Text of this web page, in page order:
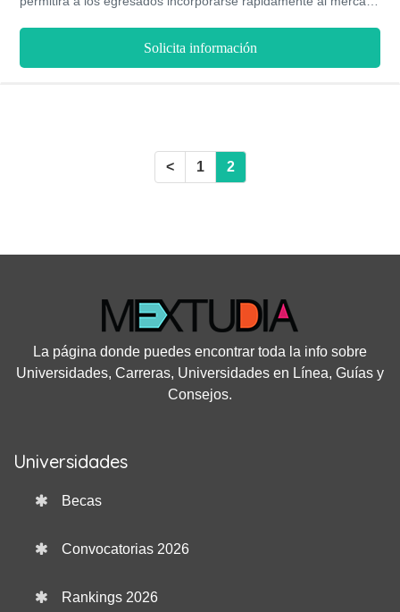
presencial pues debes realizar prácticas y asistir regularmente
a clases. Solo tardas dos años en recibir tu título y estarás listo
Solicita información
< 1 2
La página donde puedes encontrar toda la info sobre
Universidades, Carreras, Universidades en Línea, Guías y
Consejos.
Universidades
Becas
Convocatorias 2026
Rankings 2026